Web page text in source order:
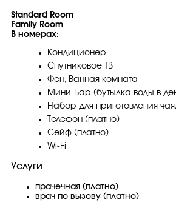
Standard Room
Family Room
В номерах:
Кондиционер
Спутниковое ТВ
Фен, Ванная комната
Мини-Бар (бутылка воды в
Набор для приготовления
Телефон (платно)
Сейф (платно)
Wi-Fi
Услуги
прачечная (платно)
врач по вызову (платно)